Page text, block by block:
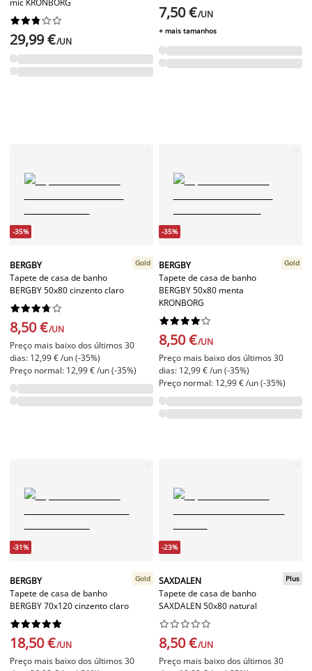






29,99 €/UN
7,50 €/UN
+ mais tamanhos
-35%
BERGBY
Tapete de casa de banho
BERGBY 50x80 cinzento claro
Gold






8,50 €/UN
Preço mais baixo dos últimos 30
dias: 12,99 € /un (-35%)
Preço normal: 12,99 € /un (-35%)
-35%
BERGBY
Tapete de casa de banho
BERGBY 50x80 menta
KRONBORG
Gold






8,50 €/UN
Preço mais baixo dos últimos 30
dias: 12,99 € /un (-35%)
Preço normal: 12,99 € /un (-35%)
-31%
BERGBY
Tapete de casa de banho
BERGBY 70x120 cinzento claro
Gold






18,50 €/UN
Preço mais baixo dos últimos 30
-23%
SAXDALEN
Tapete de casa de banho
SAXDALEN 50x80 natural
Plus






8,50 €/UN
Preço mais baixo dos últimos 30